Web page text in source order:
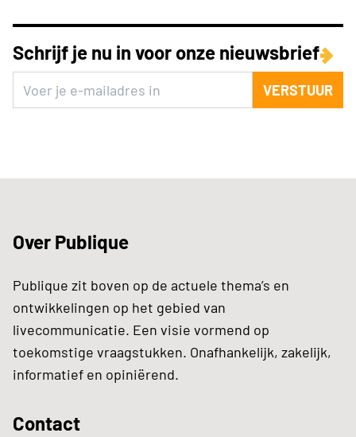
Schrijf je nu in voor onze nieuwsbrief
VERSTUUR
Over Publique
Publique zit boven op de actuele thema’s en
ontwikkelingen op het gebied van
livecommunicatie. Een visie vormend op
toekomstige vraagstukken. Onafhankelijk, zakelijk,
informatief en opiniërend.
Contact